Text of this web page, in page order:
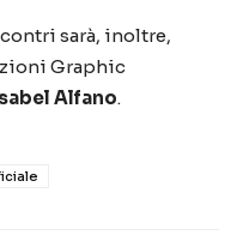
sarà, inoltre,
Graphic
Alfano.